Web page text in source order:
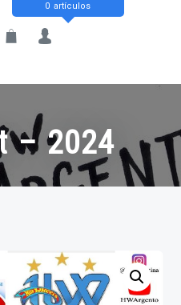
0 artículos
– 2024